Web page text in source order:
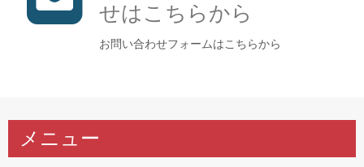
せはこちらから
お問い合わせフォームはこちらから
メニュー